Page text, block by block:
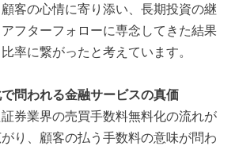
客の心情に寄り添い、長期投資の継
フターフォローに専念してきた結果
率に繋がったと考えています。
問われる金融サービスの真価
券業界の売買手数料無料化の流れが
り、顧客の払う手数料の意味が問わ